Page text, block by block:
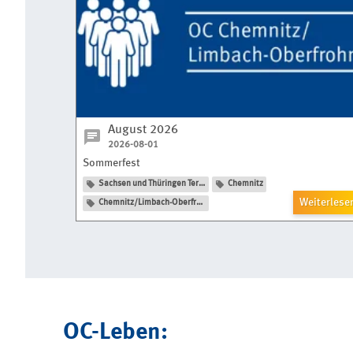
August 2026
2026-08-01
Sommerfest
Sachsen und Thüringen Termine Chemnitz
Chemnitz/Limbach-Oberfrohna
OC-Leben: